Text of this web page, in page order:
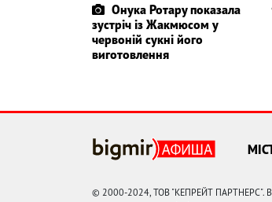
Онука Ротару показала
зустріч із Жакмюсом у
червоній сукні його
виготовлення
© 2000-2024, ТОВ "КЕПРЕЙТ ПАРТНЕРС". Всі